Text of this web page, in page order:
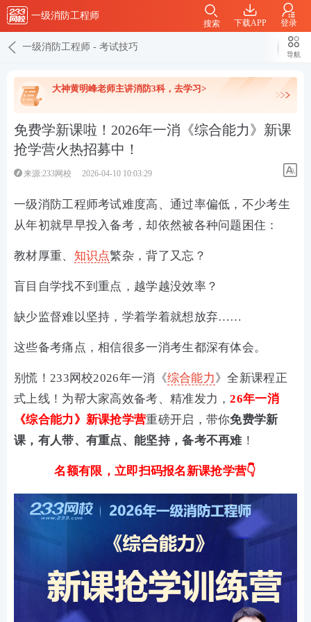
一级消防工程师
下载APP 登录
搜索
一级消防工程师 - 考试技巧
导航
大神黄明峰老师主讲消防3科，去学习>
免费学新课啦！2026年一消《综合能力》新课
抢学营火热招募中！
来源:233网校 2026-04-10 10:03:29
一级消防工程师考试难度高、通过率偏低，不少考生
从年初就早早投入备考，却依然被各种问题困住：
教材厚重、 知识点繁杂，背了又忘？
盲目自学找不到重点，越学越没效率？
缺少监督难以坚持，学着学着就想放弃……
这些备考痛点，相信很多一消考生都深有体会。
别慌！233网校2026年一消《综合能力》全新课程正
式上线！为帮大家高效备考、精准发力，26年一消
《综合能力》新课抢学营重磅开启，带你免费学新
课，有人带、有重点、能坚持，备考不再难！
名额有限，立即扫码报名新课抢学营👇